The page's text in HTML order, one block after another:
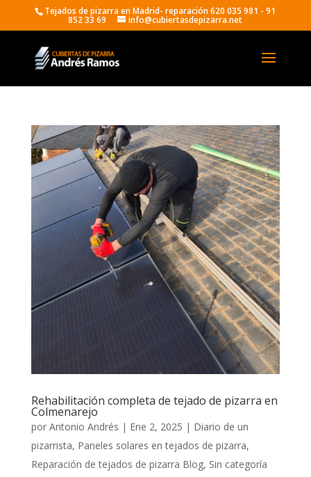
Tejados de pizarra en Madrid- reparación 620 035 981 - 91
852 33 69 info@cubiertasdepizarra.net
Rehabilitación completa de tejado de pizarra en
Colmenarejo
por Antonio Andrés | Ene 2, 2025 | Diario de un
pizarrista, Paneles solares en tejados de pizarra,
Reparación de tejados de pizarra Blog, Sin categoría